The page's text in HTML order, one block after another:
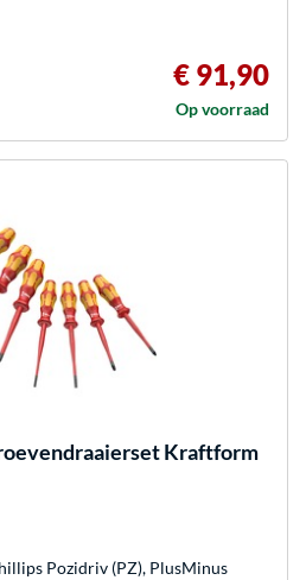
€ 91,90
Op voorraad
Kraftform
Pozidriv (PZ), PlusMinus